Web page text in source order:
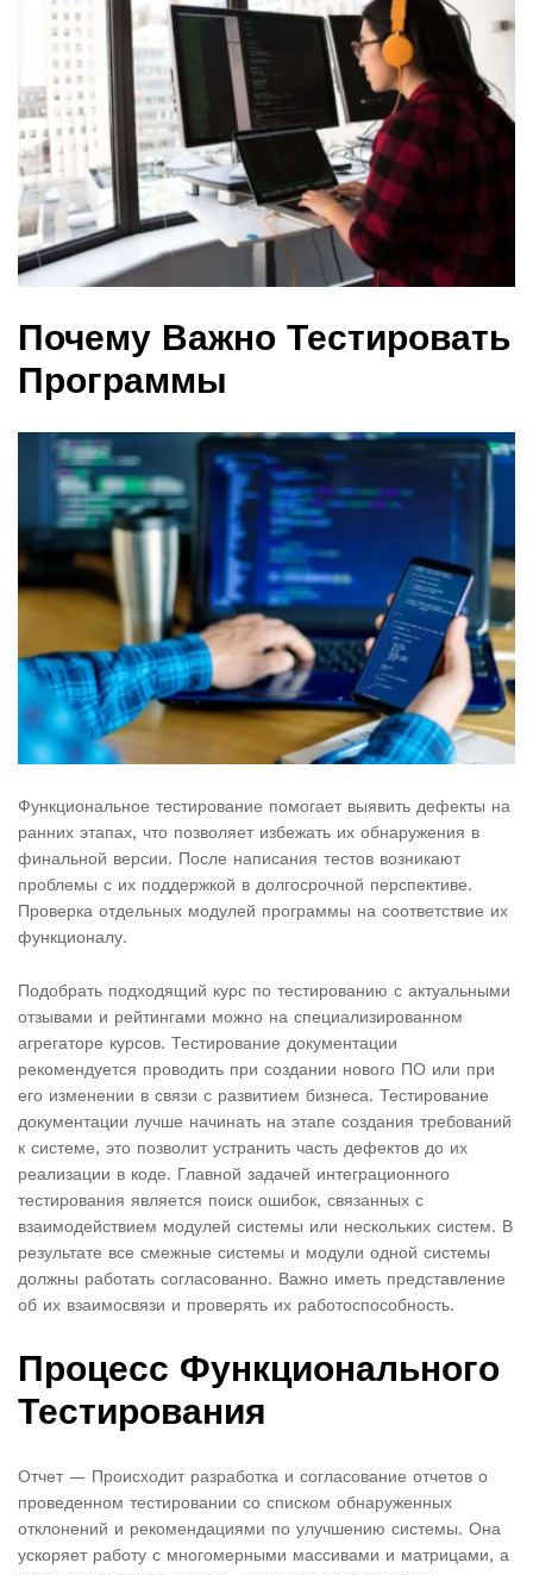
Почему Важно Тестировать
Программы
Функциональное тестирование помогает выявить дефекты на
ранних этапах, что позволяет избежать их обнаружения в
финальной версии. После написания тестов возникают
проблемы с их поддержкой в долгосрочной перспективе.
Проверка отдельных модулей программы на соответствие их
функционалу.
Подобрать подходящий курс по тестированию с актуальными
отзывами и рейтингами можно на специализированном
агрегаторе курсов. Тестирование документации
рекомендуется проводить при создании нового ПО или при
его изменении в связи с развитием бизнеса. Тестирование
документации лучше начинать на этапе создания требований
к системе, это позволит устранить часть дефектов до их
реализации в коде. Главной задачей интеграционного
тестирования является поиск ошибок, связанных с
взаимодействием модулей системы или нескольких систем. В
результате все смежные системы и модули одной системы
должны работать согласованно. Важно иметь представление
об их взаимосвязи и проверять их работоспособность.
Процесс Функционального
Тестирования
Отчет — Происходит разработка и согласование отчетов о
проведенном тестировании со списком обнаруженных
отклонений и рекомендациями по улучшению системы. Она
ускоряет работу с многомерными массивами и матрицами, а